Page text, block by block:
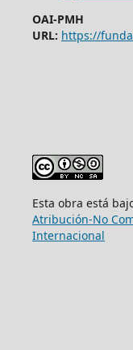
OAI-PMH
URL: https://
Esta obra está
Atribución-No
Internacional